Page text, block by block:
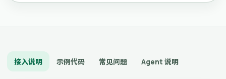
接入说明 示例代码 常见问题 Agent 说明